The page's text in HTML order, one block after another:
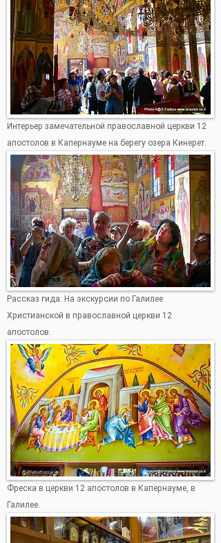
Интерьер замечательной православной церкви 12
апостолов в Капернауме на берегу озера Кинерет.
Рассказ гида. На экскурсии по Галилее
Христианской в православной церкви 12
апостолов.
Фреска в церкви 12 апостолов в Капернауме, в
Галилее.